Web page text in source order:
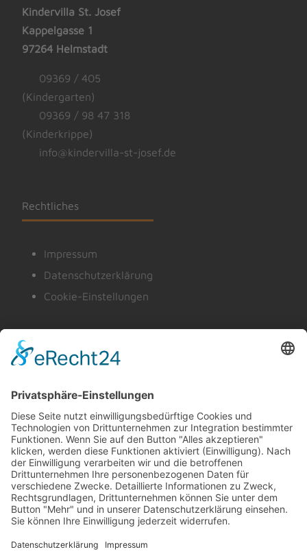
Kindervilla St. Josef
Kappelgasse 1
97264 Helmstadt
09369 / 405
(Kindergarten)
09369 / 98 47 318
(Kinderkrippe)
info@kindervilla-st-josef.de
Rechtliches
Impressum
Datenschutzerklärung
Cookie-Einstellungen
© 2026 Kindergarten - Kindervilla St. Josef, Helmstadt
Wir benötigen Ihre Zustimmung, um
den Google Maps-Service zu laden!
Wir verwenden Google Maps, um Inhalte
einzubetten. Dieser Service kann Daten zu Ihren
Aktivitäten sammeln. Bitte lesen Sie die Details
durch und stimmen Sie der Nutzung des Service